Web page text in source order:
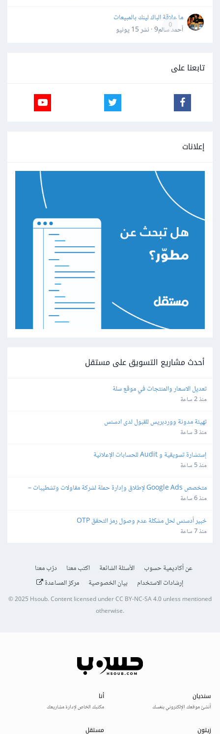
0
ما علاقة الباك لينك بالمبيعات
أحمد سالم9 · نشر
15 يونيو
تابعنا على
إعلانات
أحدث مشاريع التسويق على مستقل
تعديل الاسعار والمنتجات في موقع سلة
منذ 2 ساعة
تهيئة مدونة ووردبريس للقبول لدى ادسنس
منذ 3 ساعة
إستشارة تسويقية و Audit للحسابات الإعلانية
منذ 5 ساعة
Lead Generation
منذ 6 ساعة
خبير أدسنس لحل مشكلة عدم وصول رمز التحقق OTP
منذ 7 ساعة
عن أكاديمية حسوب الأسئلة الشائعة اكتب معنا
درّب معنا
إرشادات الاستخدام
بيان الخصوصية مركز المساعدة
© 2025 Hsoub.Content licensed underCC BY-NC-SA 4.0unless mentioned
otherwise.